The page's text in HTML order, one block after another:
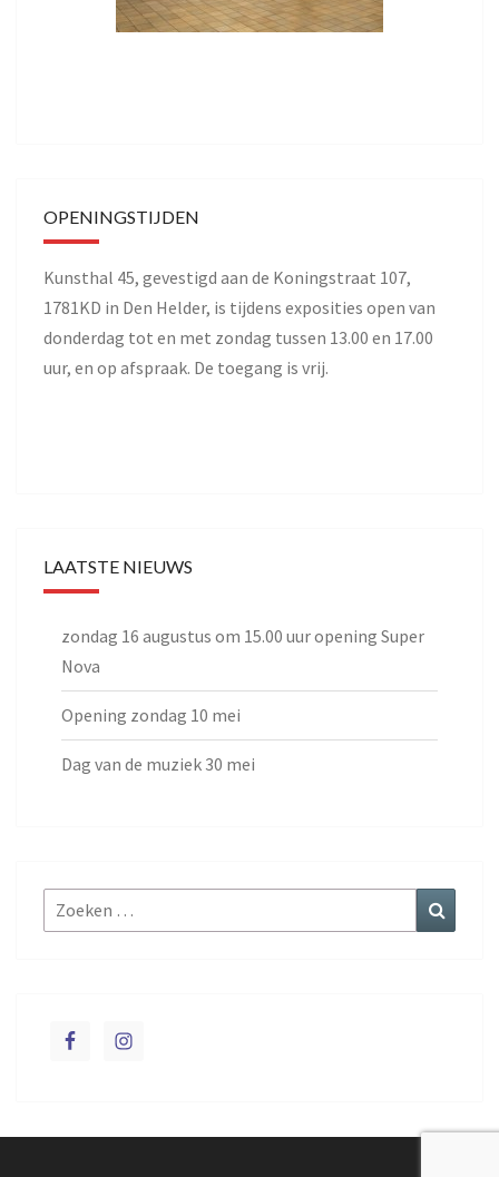
OPENINGSTIJDEN
Kunsthal 45, gevestigd aan de Koningstraat 107,
1781KD in Den Helder, is tijdens exposities open van
donderdag tot en met zondag tussen 13.00 en 17.00
uur, en op afspraak. De toegang is vrij.
LAATSTE NIEUWS
zondag 16 augustus om 15.00 uur opening Super
Nova
Opening zondag 10 mei
Dag van de muziek 30 mei
Zoeken
naar: